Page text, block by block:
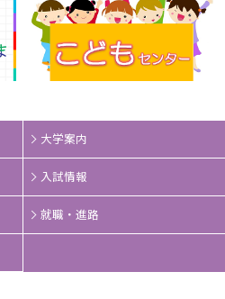
大学案内
入試情報
就職・進路